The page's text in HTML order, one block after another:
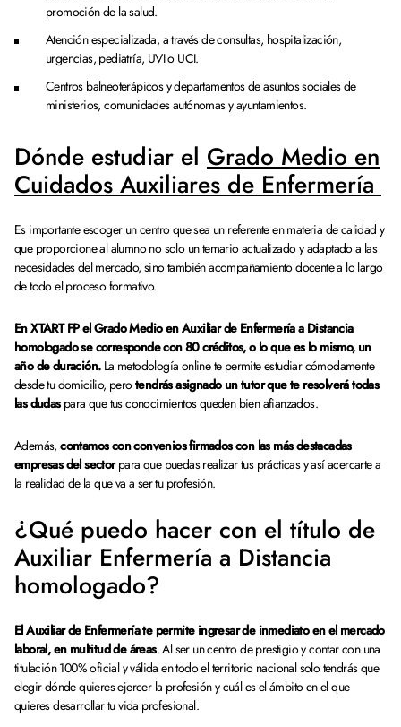
promoción de la salud.
Atención especializada, a través de consultas, hospitalización,
urgencias, pediatría, UVI o UCI.
Centros balneoterápicos y departamentos de asuntos sociales de
ministerios, comunidades autónomas y ayuntamientos.
Dónde estudiar el Grado Medio en
Cuidados Auxiliares de Enfermería
Es importante escoger un centro que sea un referente en materia de calidad y
que proporcione al alumno no solo un temario actualizado y adaptado a las
necesidades del mercado, sino también acompañamiento docente a lo largo
de todo el proceso formativo.
En XTART FP el Grado Medio en Auxiliar de Enfermería a Distancia
homologado se corresponde con 80 créditos, o lo que es lo mismo, un
año de duración. La metodología online te permite estudiar cómodamente
desde tu domicilio, perotendrás asignado un tutor que te resolverá todas
las dudaspara que tus conocimientos queden bien afianzados.
Además,contamos con convenios firmados con las más destacadas
empresas del sectorpara que puedas realizar tus prácticas y así acercarte a
la realidad de la que va a ser tu profesión.
¿Qué puedo hacer con el título de
Auxiliar Enfermería a Distancia
homologado?
El Auxiliar de Enfermería te permite ingresar de inmediato en el mercado
laboral, en multitud de áreas. Al ser un centro de prestigio y contar con una
titulación 100% oficial y válida en todo el territorio nacional solo tendrás que
elegir dónde quieres ejercer la profesión y cuál es el ámbito en el que
quieres desarrollar tu vida profesional.